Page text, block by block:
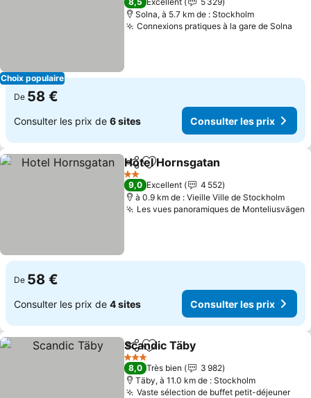
Choix populaire
Solna, à 5.7 km de : Stockholm
Connexions pratiques à la gare de Solna
De 58 €
Consulter les prix de 6 sites Consulter les prix
PartagerAjouter à mes favoris
Hotel Hornsgatan
2 Étoiles
9,0 Excellent
4 552
à 0.9 km de : Vieille Ville de Stockholm
Les vues panoramiques de Monteliusvägen
De 58 €
Consulter les prix de 4 sites Consulter les prix
PartagerAjouter à mes favoris
Scandic Täby
3 Étoiles
8,0 Très bien
3 982
Täby, à 11.0 km de : Stockholm
Vaste sélection de buffet petit-déjeuner